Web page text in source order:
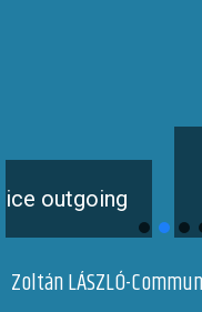
The 4th
Zoltán LÁSZLÓ-